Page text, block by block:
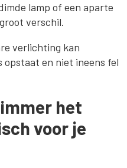
lamp of een aparte
verschil.
verlichting kan
opstaat en niet ineens fel
het
voor je